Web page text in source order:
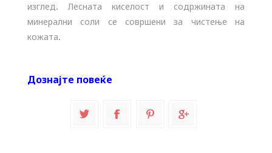
изглед. Лесната киселост и содржината на
минерални соли се совршени за чистење на
кожата.
Дознајте повеќе